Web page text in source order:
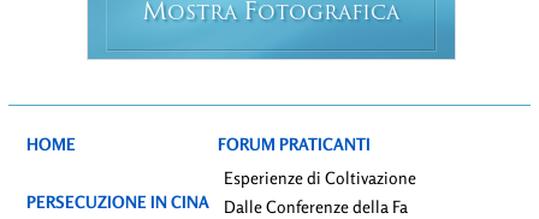
MOSTRA FOTOGRAFICA
HOME
PERSECUZIONE IN CINA
FORUM PRATICANTI
Esperienze di Coltivazione
Dalle Conferenze della Fa